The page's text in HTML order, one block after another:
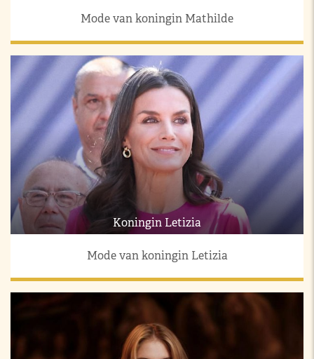
Mode van koningin Mathilde
Koningin Letizia
Mode van koningin Letizia